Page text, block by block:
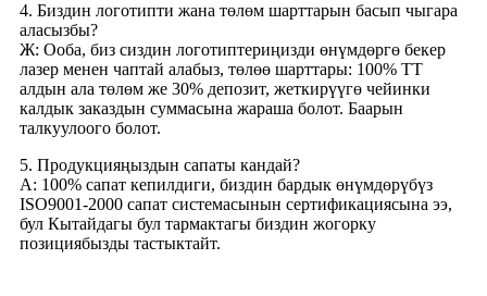
4. Биздин логотипти жана төлөм шарттарын басып чыгара
аласызбы?
Ж: Ооба, биз сиздин логотиптериңизди өнүмдөргө бекер
лазер менен чаптай алабыз, төлөө шарттары: 100% TT
алдын ала төлөм же 30% депозит, жеткирүүгө чейинки
калдык заказдын суммасына жараша болот. Баарын
талкуулоого болот.
5. Продукцияңыздын сапаты кандай?
A: 100% сапат кепилдиги, биздин бардык өнүмдөрүбүз
ISO9001-2000 сапат системасынын сертификациясына ээ,
бул Кытайдагы бул тармактагы биздин жогорку
позициябызды тастыктайт.